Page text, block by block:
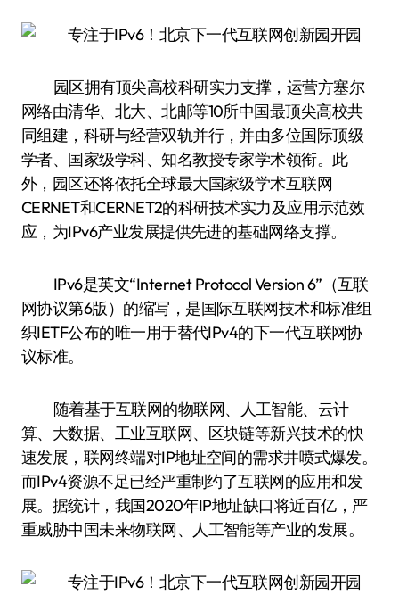
园区拥有顶尖高校科研实力支撑，运营方塞尔
网络由清华、北大、北邮等10所中国最顶尖高校共
同组建，科研与经营双轨并行，并由多位国际顶级
学者、国家级学科、知名教授专家学术领衔。此
外，园区还将依托全球最大国家级学术互联网
CERNET和CERNET2的科研技术实力及应用示范效
应，为IPv6产业发展提供先进的基础网络支撑。
IPv6是英文“Internet Protocol Version 6”（互联
网协议第6版）的缩写，是国际互联网技术和标准组
织IETF公布的唯一用于替代IPv4的下一代互联网协
议标准。
随着基于互联网的物联网、人工智能、云计
算、大数据、工业互联网、区块链等新兴技术的快
速发展，联网终端对IP地址空间的需求井喷式爆发。
而IPv4资源不足已经严重制约了互联网的应用和发
展。据统计，我国2020年IP地址缺口将近百亿，严
重威胁中国未来物联网、人工智能等产业的发展。